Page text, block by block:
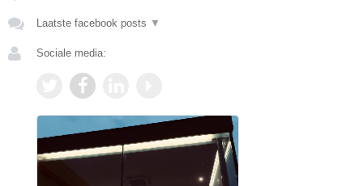
Laatste facebook posts ▼
Sociale media: